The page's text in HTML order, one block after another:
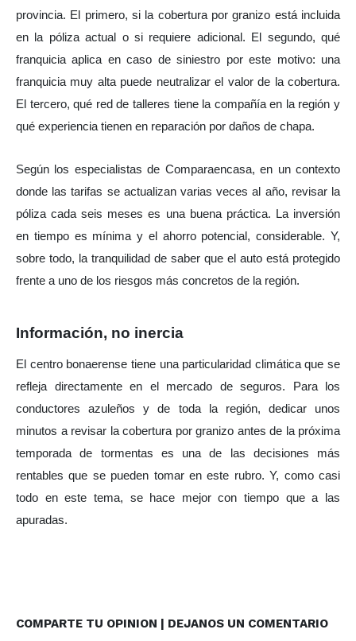
provincia. El primero, si la cobertura por granizo está incluida
en la póliza actual o si requiere adicional. El segundo, qué
franquicia aplica en caso de siniestro por este motivo: una
franquicia muy alta puede neutralizar el valor de la cobertura.
El tercero, qué red de talleres tiene la compañía en la región y
qué experiencia tienen en reparación por daños de chapa.
Según los especialistas de Comparaencasa, en un contexto
donde las tarifas se actualizan varias veces al año, revisar la
póliza cada seis meses es una buena práctica. La inversión
en tiempo es mínima y el ahorro potencial, considerable. Y,
sobre todo, la tranquilidad de saber que el auto está protegido
frente a uno de los riesgos más concretos de la región.
Información, no inercia
El centro bonaerense tiene una particularidad climática que se
refleja directamente en el mercado de seguros. Para los
conductores azuleños y de toda la región, dedicar unos
minutos a revisar la cobertura por granizo antes de la próxima
temporada de tormentas es una de las decisiones más
rentables que se pueden tomar en este rubro. Y, como casi
todo en este tema, se hace mejor con tiempo que a las
apuradas.
COMPARTE TU OPINION | DEJANOS UN COMENTARIO